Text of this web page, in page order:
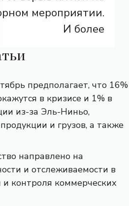
мероприятии.
И более
предполагает, что 16%
в кризисе и 1% в
из-за Эль-Ниньо,
и грузов, а также
направлено на
и отслеживаемости в
контроля коммерческих